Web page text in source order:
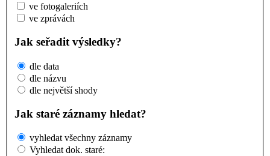
ve fotogaleriích
ve zprávách
Jak seřadit výsledky?
dle data
dle názvu
dle největší shody
Jak staré záznamy hledat?
vyhledat všechny záznamy
Vyhledat dok. staré: